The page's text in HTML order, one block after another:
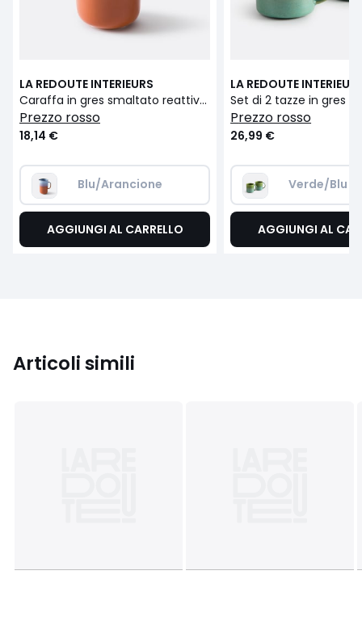
LA REDOUTE INTERIEURS
Caraffa in gres smaltato reattivo, Ikora
prezzo rosso
18,14 €
Blu/Arancione
AGGIUNGI AL CARRELLO
LA REDOUTE
prezzo rosso
26,99 €
Verde/Blu
AGGIUNGI AL
Articoli simili